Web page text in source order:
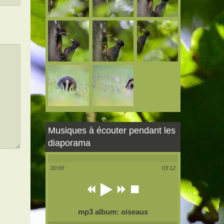
Musiques à écouter pendant les
diaporama
00:00 03:12
mp3 album: oiseaux